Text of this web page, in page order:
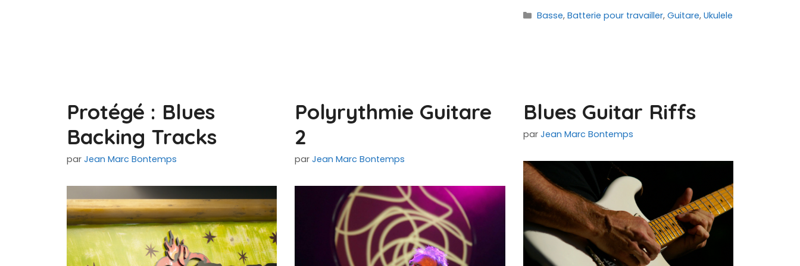
Catégories
Basse, Batterie pour travailler, Guitare, Ukulele
Protégé : Blues
Backing Tracks
par Jean Marc Bontemps
Polyrythmie Guitare
2
parJean Marc Bontemps
Blues Guitar Riffs
par Jean Marc Bontemps